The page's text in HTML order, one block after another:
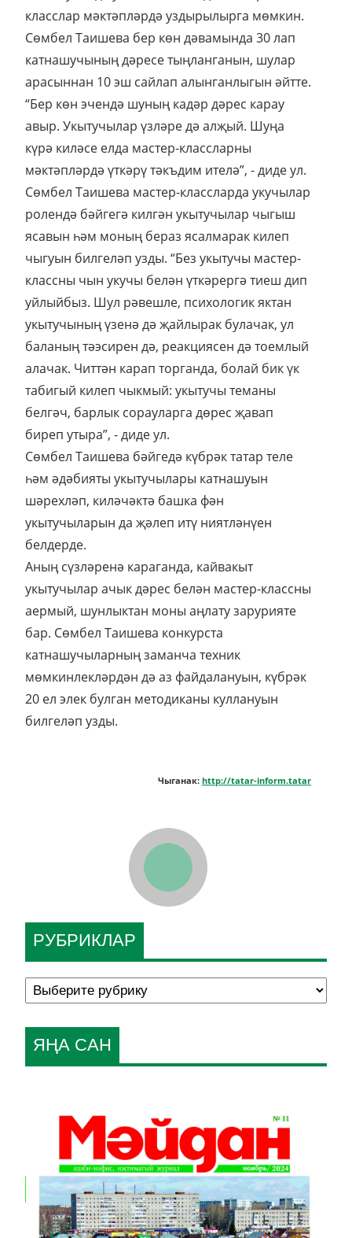
класслар мәктәпләрдә уздырылырга мөмкин.
Сөмбел Таишева бер көн дәвамында 30 лап
катнашучының дәресе тыңланганын, шулар
арасыннан 10 эш сайлап алынганлыгын әйтте.
“Бер көн эчендә шуның кадәр дәрес карау
авыр. Укытучылар үзләре дә алҗый. Шуңа
күрә киләсе елда мастер-классларны
мәктәпләрдә үткәрү тәкъдим ителә”, - диде ул.
Сөмбел Таишева мастер-классларда укучылар
ролендә бәйгегә килгән укытучылар чыгыш
ясавын һәм моның бераз ясалмарак килеп
чыгуын билгеләп узды. “Без укытучы мастер-
классны чын укучы белән үткәрергә тиеш дип
уйлыйбыз. Шул рәвешле, психологик яктан
укытучының үзенә дә җайлырак булачак, ул
баланың тәэсирен дә, реакциясен дә тоемлый
алачак. Читтән карап торганда, болай бик үк
табигый килеп чыкмый: укытучы теманы
белгәч, барлык сорауларга дөрес җавап
биреп утыра”, - диде ул.
Сөмбел Таишева бәйгедә күбрәк татар теле
һәм әдәбияты укытучылары катнашуын
шәрехләп, киләчәктә башка фән
укытучыларын да җәлеп итү ниятләнүен
белдерде.
Аның сүзләренә караганда, кайвакыт
укытучылар ачык дәрес белән мастер-классны
аермый, шунлыктан моны аңлату зарурияте
бар. Сөмбел Таишева конкурста
катнашучыларның заманча техник
мөмкинлекләрдән дә аз файдалануын, күбрәк
20 ел элек булган методиканы куллануын
билгеләп узды.
Чыганак: http://tatar-inform.tatar
РУБРИКЛАР
ЯҢА САН